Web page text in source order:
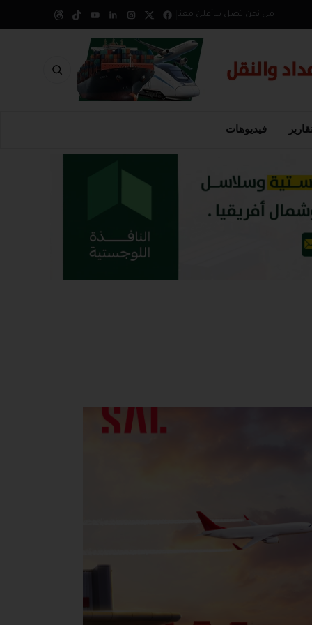
من نحناتصل بناأعلن معنا
فيديوهات